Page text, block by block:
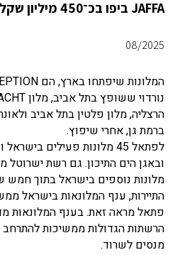
JAFFA ביפו בכ־450 מיליון שקל.
08/2025
המלונות שיפתחו בארץ, הם
נורדוי ששופץ בתל אביב,מלון
הרצליה,מלון פלטין בתל אביב ו
ברמת גן, אחרי שיפוץ.
ובאגן הים התיכון. גם רשת
מלונות נוספים בישראל בתוך חמש
התיירות, ענף המלונאות בישראל
פתאל מראה זאת.בענף המלונאות
הרשתות הגדולות ממשיכות להתרחב
מנסים לשרוד.